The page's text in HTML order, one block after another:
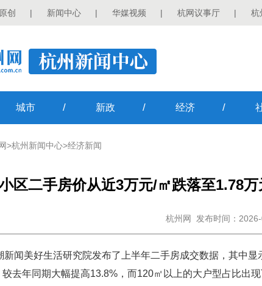
原创 | 新闻中心 | 华媒视频 | 杭网议事厅 | 杭
城市 / 新政 / 经济 /
>杭州新闻中心>经济新闻
区二手房价从近3万元/㎡跌落至1.78
杭州网 发布时间：
新闻美好生活研究院发布了上半年二手房成交数据，其中
较去年同期大幅提高13.8%，而120㎡以上的大户型占比出